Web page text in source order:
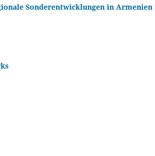
Sonderentwicklungen in Armenien